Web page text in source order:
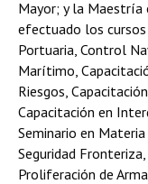
Mayor; y la Maestría
efectuado los
Portuaria, Control
Marítimo,
Riesgos,
Capacitación en
Seminario en
Seguridad
Proliferación de